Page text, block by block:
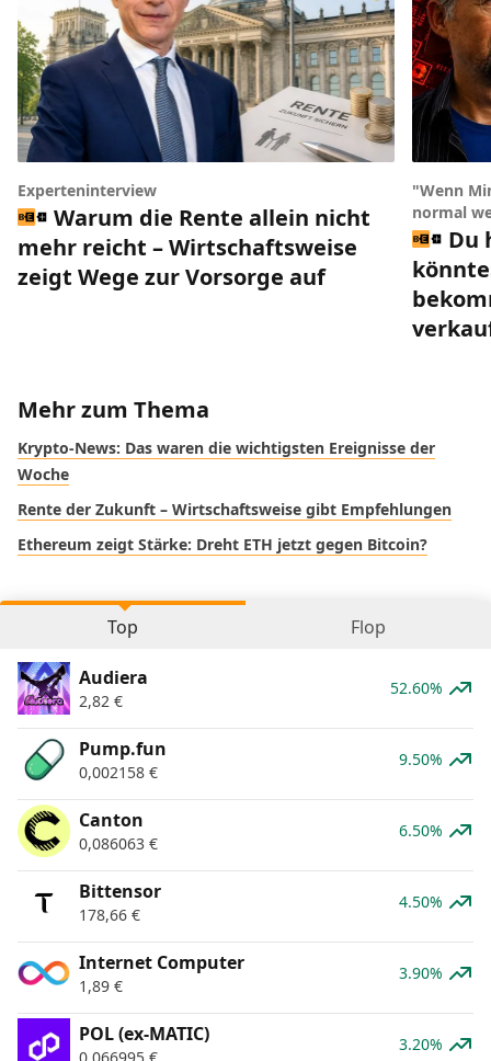
Experteninterview
Warum die Rente allein nicht
mehr reicht – Wirtschaftsweise
zeigt Wege zur Vorsorge auf
"Wenn
normal
Du
Mehr zum Thema
Krypto-News: Das waren die wichtigsten Ereignisse der
Woche
Rente der Zukunft – Wirtschaftsweise gibt Empfehlungen
Ethereum zeigt Stärke: Dreht ETH jetzt gegen Bitcoin?
Top Flop
Audiera
2,82 €
52.60%
Pump.fun
0,002158 €
9.50%
Canton
0,086063 €
6.50%
Bittensor
178,66 €
4.50%
Internet Computer
1,89 €
3.90%
POL (ex-MATIC) 3.20%